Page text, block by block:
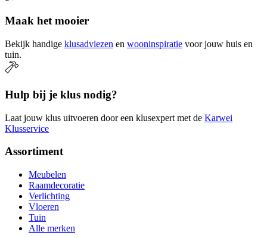
Maak het mooier
Bekijk handige klusadviezen en wooninspiratie voor jouw huis en
tuin.
Hulp bij je klus nodig?
Laat jouw klus uitvoeren door een klusexpert met de Karwei
Klusservice
Assortiment
Meubelen
Raamdecoratie
Verlichting
Vloeren
Tuin
Alle merken